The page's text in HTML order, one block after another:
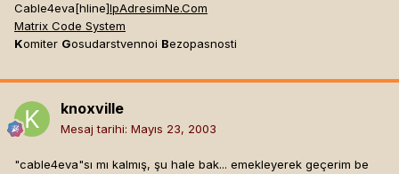
Cable4eva[hline]IpAdresimNe.Com
Matrix Code System
Komiter Gosudarstvennoi Bezopasnosti
knoxville
Mesaj tarihi: Mayıs 23, 2003
"cable4eva"sı mı kalmış, şu hale bak... emekleyerek geçerim be